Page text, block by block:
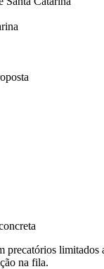
precatórios
na fila.